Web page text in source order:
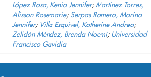
López Rosa, Kenia Jennifer;Martínez Torres,
Alisson Rosemarie; Serpas Romero, Marina
Jennifer; Villa Esquivel, Katherine Andrea;
Zelidón Méndez, Brenda Noemí; Universidad
Francisco Gavidia